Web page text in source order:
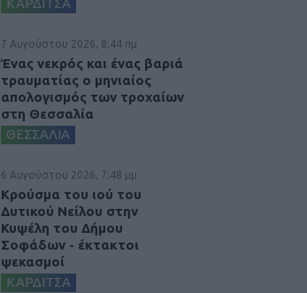
ΚΑΡΔΙΤΣΑ
7 Αυγούστου 2026, 8:44 πμ
Ένας νεκρός και ένας βαριά
τραυματίας ο μηνιαίος
απολογισμός των τροχαίων
στη Θεσσαλία
ΘΕΣΣΑΛΙΑ
6 Αυγούστου 2026, 7:48 μμ
Κρούσμα του ιού του
Δυτικού Νείλου στην
Κυψέλη του Δήμου
Σοφάδων - έκτακτοι
ψεκασμοί
ΚΑΡΔΙΤΣΑ